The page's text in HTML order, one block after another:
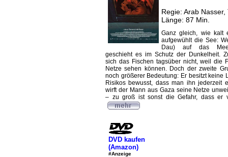
Regie: Arab
Länge: 87 Min.
Ganz gleich, wie kalt
aufgewühlt die See:
Dau) auf das
geschieht es im Schutz der Dunkelheit.
sich das Fischen tagsüber nicht, weil die
Netze sehen können. Doch der zweite
noch größerer Bedeutung: Er besitzt keine
Risikos bewusst, dass man ihn jederzeit
wirft der Mann aus Gaza seine Netze
– zu groß ist sonst die Gefahr, dass er
DVD kaufen
(Amazon)
#Anzeige